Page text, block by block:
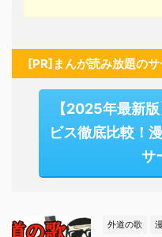
[PR]まんが読み放題のサ
【2025年最新
ビス徹底比較！
サ
外道の歌